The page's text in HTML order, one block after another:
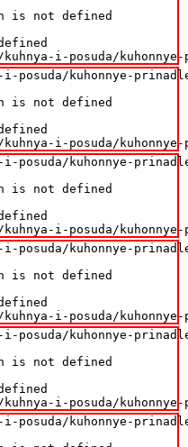
is not defined
i-posuda/
posuda/kuhonnye-
is not defined
i-posuda/
posuda/kuhonnye-
is not defined
i-posuda/
posuda/kuhonnye-
is not defined
i-posuda/
posuda/kuhonnye-
is not defined
i-posuda/
posuda/kuhonnye-